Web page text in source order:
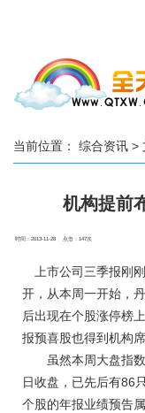
当前位置： 综合资讯 >
机构提前
时间：2013-11-28 点击：147次
上市公司三季报刚
开，从本周一开始，
后出现在个股涨停榜
报预喜股也得到机构
虽然本周大盘指数
日收盘，已先后有86
个股的年报业绩预告